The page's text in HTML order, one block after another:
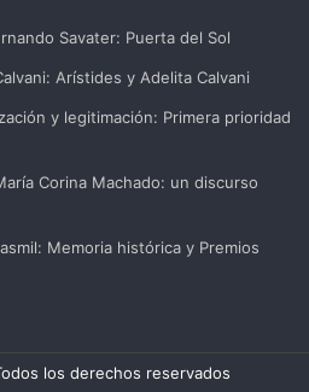
Savater: Puerta del Sol
Arístides y Adelita Calvani
y legitimación: Primera prioridad
Corina Machado: un discurso
Memoria histórica y Premios
los derechos reservados